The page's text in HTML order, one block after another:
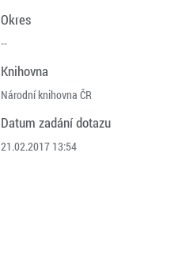
Okres
--
Knihovna
Národní knihovna ČR
Datum zadání dotazu
21.02.2017 13:54